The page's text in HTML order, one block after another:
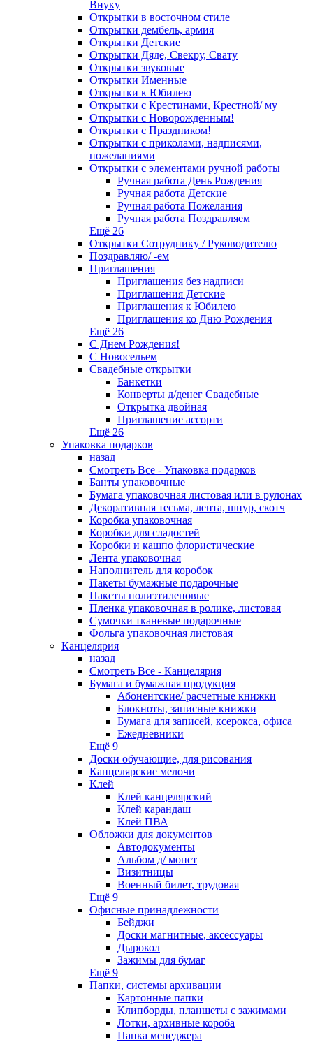
Внуку
Открытки в восточном стиле
Открытки дембель, армия
Открытки Детские
Открытки Дяде, Свекру, Свату
Открытки звуковые
Открытки Именные
Открытки к Юбилею
Открытки с Крестинами, Крестной/ му
Открытки с Новорожденным!
Открытки с Праздником!
Открытки с приколами, надписями,
пожеланиями
Открытки с элементами ручной работы
Ручная работа День Рождения
Ручная работа Детские
Ручная работа Пожелания
Ручная работа Поздравляем
Ещё 26
Открытки Сотруднику / Руководителю
Поздравляю/ -ем
Приглашения
Приглашения без надписи
Приглашения Детские
Приглашения к Юбилею
Приглашения ко Дню Рождения
Ещё 26
С Днем Рождения!
С Новосельем
Свадебные открытки
Банкетки
Конверты д/денег Свадебные
Открытка двойная
Приглашение ассорти
Ещё 26
Упаковка подарков
назад
Смотреть Все - Упаковка подарков
Банты упаковочные
Бумага упаковочная листовая или в рулонах
Декоративная тесьма, лента, шнур, скотч
Коробка упаковочная
Коробки для сладостей
Коробки и кашпо флористические
Лента упаковочная
Наполнитель для коробок
Пакеты бумажные подарочные
Пакеты полиэтиленовые
Пленка упаковочная в ролике, листовая
Сумочки тканевые подарочные
Фольга упаковочная листовая
Канцелярия
назад
Смотреть Все - Канцелярия
Бумага и бумажная продукция
Абонентские/ расчетные книжки
Блокноты, записные книжки
Бумага для записей, ксерокса, офиса
Ежедневники
Ещё 9
Доски обучающие, для рисования
Канцелярские мелочи
Клей
Клей канцелярский
Клей карандаш
Клей ПВА
Обложки для документов
Автодокументы
Альбом д/ монет
Визитницы
Военный билет, трудовая
Ещё 9
Офисные принадлежности
Бейджи
Доски магнитные, аксессуары
Дырокол
Зажимы для бумаг
Ещё 9
Папки, системы архивации
Картонные папки
Клипборды, планшеты с зажимами
Лотки, архивные короба
Папка менеджера